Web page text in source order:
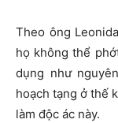
Theo ông
họ không thể
dụng như
hoạch tạng ở thế
làm độc ác này.